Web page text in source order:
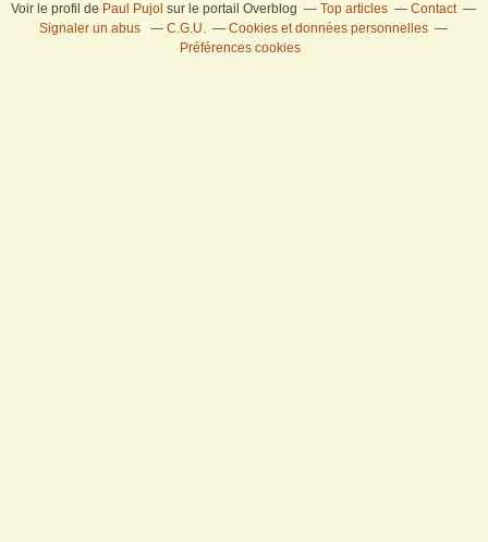
Voir le profil de Paul Pujol sur le portail Overblog Top articles
Contact
Signaler un abus
C.G.U.
Cookies et données personnelles
Préférences cookies